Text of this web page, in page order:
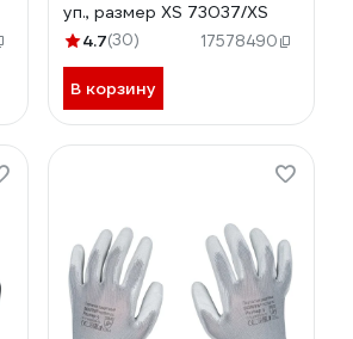
уп., размер XS 73037/XS
4.7(30) 17578490
В корзину